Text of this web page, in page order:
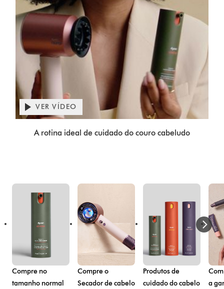
Transcript
Abrir
a
transcrição
vídeo
VER VÍDEO
A rotina ideal de cuidado do couro cabeludo
Compre no
tamanho normal
Compre o
Secador de cabelo
Produtos de
cuidado do cabelo
a